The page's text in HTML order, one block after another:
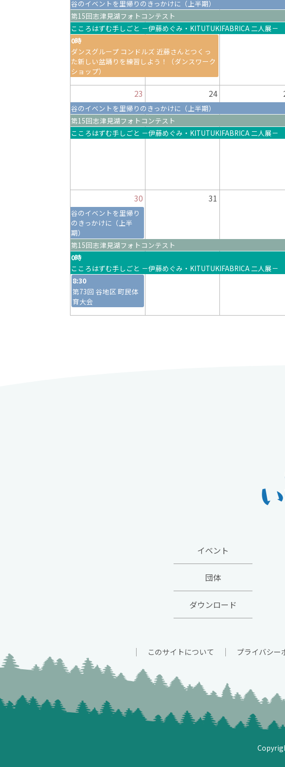
谷のイベントを里帰りのきっかけに（上半期）
第15回志津見湖フォトコンテスト
こころはずむ手しごと －伊藤めぐみ・KITUTUKIFABRICA 二人展－
0時
ダンスグループ コンドルズ 近藤さんとつくっ
た新しい盆踊りを練習しよう！（ダンスワーク
ショップ）
23
谷のイベントを里帰りのきっかけに（上半期）
第15回志津見湖フォトコンテスト
こころはずむ手しごと －伊藤めぐみ・KITUTUKIFABRICA 二人展－
24
30
谷のイベントを里帰り
のきっかけに（上半
期）
第15回志津見湖フォトコンテスト
0時
こころはずむ手しごと －伊藤めぐみ・KITUTUKIFABRICA 二人展－
8:30
第73回 谷地区 町民体
育大会
31
イベント
団体
ダウンロード
このサイトについて プライバシー